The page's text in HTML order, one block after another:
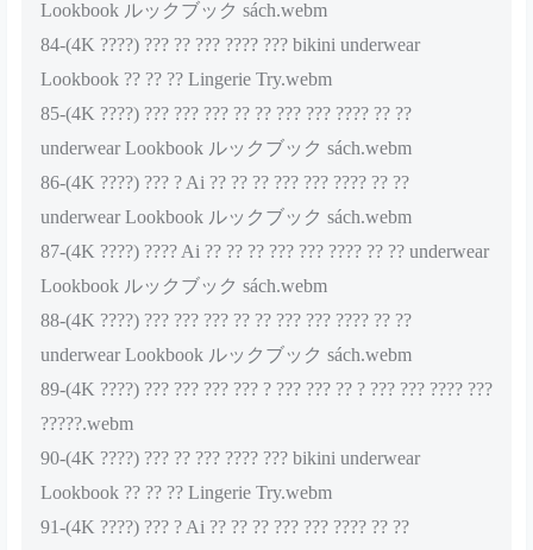
Lookbook ルックブック sách.webm
84-(4K ????) ??? ?? ??? ???? ??? bikini underwear
Lookbook ?? ?? ?? Lingerie Try.webm
85-(4K ????) ??? ??? ??? ?? ?? ??? ??? ???? ?? ??
underwear Lookbook ルックブック sách.webm
86-(4K ????) ??? ? Ai ?? ?? ?? ??? ??? ???? ?? ??
underwear Lookbook ルックブック sách.webm
87-(4K ????) ???? Ai ?? ?? ?? ??? ??? ???? ?? ?? underwear
Lookbook ルックブック sách.webm
88-(4K ????) ??? ??? ??? ?? ?? ??? ??? ???? ?? ??
underwear Lookbook ルックブック sách.webm
89-(4K ????) ??? ??? ??? ??? ? ??? ??? ?? ? ??? ??? ???? ???
?????.webm
90-(4K ????) ??? ?? ??? ???? ??? bikini underwear
Lookbook ?? ?? ?? Lingerie Try.webm
91-(4K ????) ??? ? Ai ?? ?? ?? ??? ??? ???? ?? ??